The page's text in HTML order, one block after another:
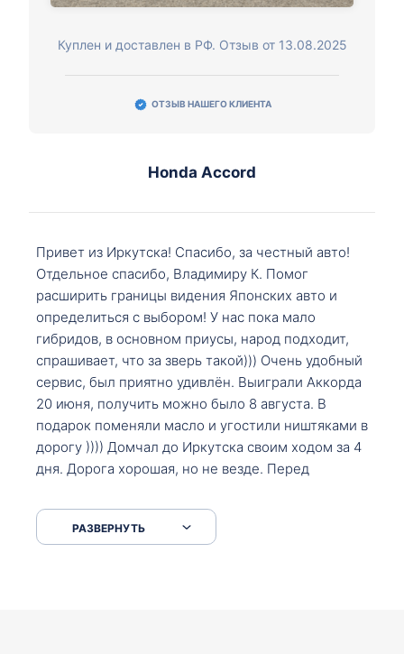
Куплен и доставлен в РФ. Отзыв от 13.08.2025
ОТЗЫВ НАШЕГО КЛИЕНТА
Honda Accord
Привет из Иркутска! Спасибо, за честный авто!
Отдельное спасибо, Владимиру К. Помог
расширить границы видения Японских авто и
определиться с выбором! У нас пока мало
гибридов, в основном приусы, народ подходит,
спрашивает, что за зверь такой))) Очень удобный
сервис, был приятно удивлён. Выиграли Аккорда
20 июня, получить можно было 8 августа. В
подарок поменяли масло и угостили ништяками в
дорогу )))) Домчал до Иркутска своим ходом за 4
дня. Дорога хорошая, но не везде. Перед
серпантинах по пути следования.
РАЗВЕРНУТЬ